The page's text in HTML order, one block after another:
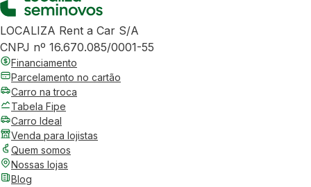
LOCALIZA Rent a Car S/A
CNPJ nº 16.670.085/0001-55
Financiamento
Parcelamento no cartão
Carro na troca
Tabela Fipe
Carro Ideal
Venda para lojistas
Quem somos
Nossas lojas
Blog